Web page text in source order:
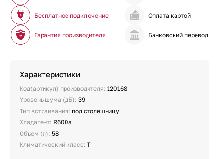
Бесплатное подключение
Гарантия производителя
Оплата картой
Банковский перевод
Характеристики
Код(артикул) производителя: 120168
Уровень шума (дБ): 39
Тип встраивания: под столешницу
Хладагент: R600a
Объем (л): 58
Климатический класс: T